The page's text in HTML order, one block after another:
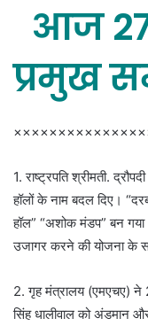
आज
प्रमुख
1. राष्ट्रपति श्रीमती.
हॉलों के नाम बदल दिए।
हॉल” “अशोक मंडप” बन
उजागर करने की योजना के
2. गृह मंत्रालय (एमएचए) ने
सिंह धालीवाल को अंडमान